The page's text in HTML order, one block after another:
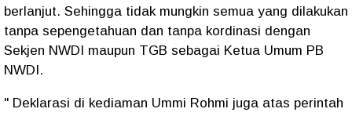
berlanjut. Sehingga tidak mungkin semua yang dilakukan
tanpa sepengetahuan dan tanpa kordinasi dengan
Sekjen NWDI maupun TGB sebagai Ketua Umum PB
NWDI.
" Deklarasi di kediaman Ummi Rohmi juga atas perintah